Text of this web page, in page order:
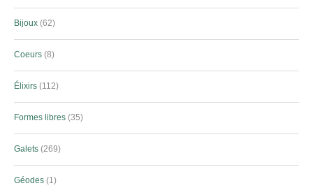
Bijoux 62
Coeurs 8
Élixirs 112
Formes libres 35
Galets 269
Géodes 1